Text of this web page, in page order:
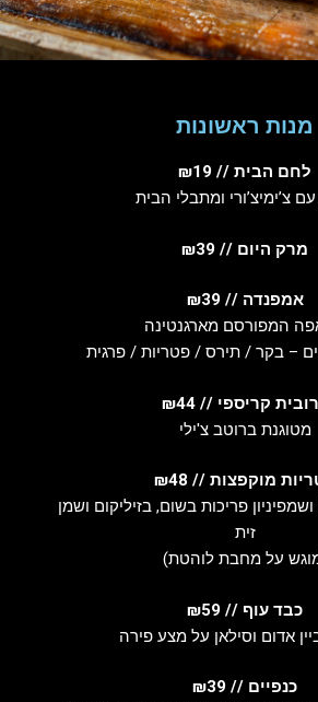
מנות ראשונות
לחם הבית // ₪19
צ’ימיצ’ורי ומתבלי הבית
מרק היום // ₪39
אמפנדה // ₪39
המפורסם מארגנטינה
– בקר / תירס / פטריות / פרגית
קריספי // ₪44
מטוגנת ברוטב צ'ילי
מוקפצות // ₪48
פריכות בשום, בזיליקום ושמן
זית
על מחבת לוהטת)
כבד עוף // ₪59
אדום וסילאן על מצע פירה
כנפיים // ₪39